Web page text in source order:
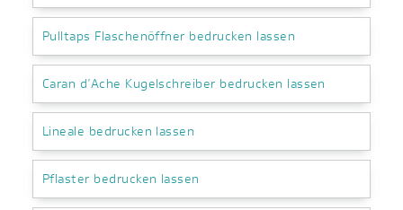
Pulltaps Flaschenöffner bedrucken lassen
Caran d’Ache Kugelschreiber bedrucken lassen
Lineale bedrucken lassen
Pflaster bedrucken lassen